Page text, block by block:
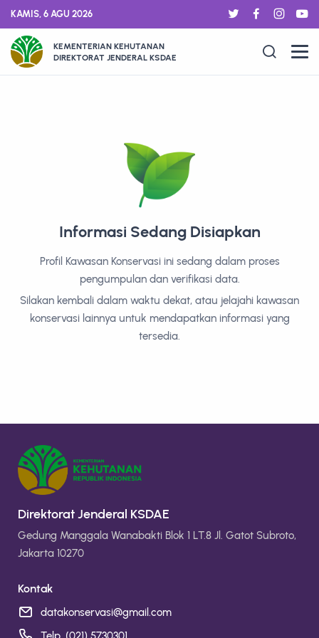
KAMIS, 6 AGU 2026
KEMENTERIAN KEHUTANAN
DIREKTORAT JENDERAL KSDAE
Informasi Sedang Disiapkan
Profil Kawasan Konservasi ini sedang dalam proses
pengumpulan dan verifikasi data.
Silakan kembali dalam waktu dekat, atau jelajahi kawasan
konservasi lainnya untuk mendapatkan informasi yang
tersedia.
Direktorat Jenderal KSDAE
Gedung Manggala Wanabakti Blok 1 LT.8 Jl. Gatot Subroto,
Jakarta 10270
Kontak
datakonservasi@gmail.com